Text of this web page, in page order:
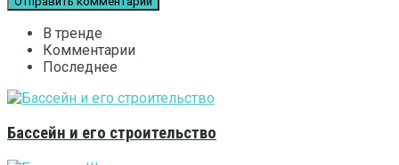
В тренде
Комментарии
Последнее
Бассейн и его строительство